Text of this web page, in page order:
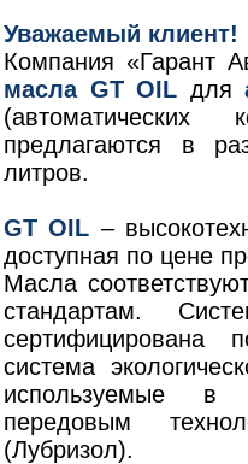
Уважаемый клиент!
Компания «Гарант
масла GT OIL для
предлагаются в
литров.
GT OIL –
доступная по цене
Масла
стандартам.
система
используемые в
передовым
(Лубризол).